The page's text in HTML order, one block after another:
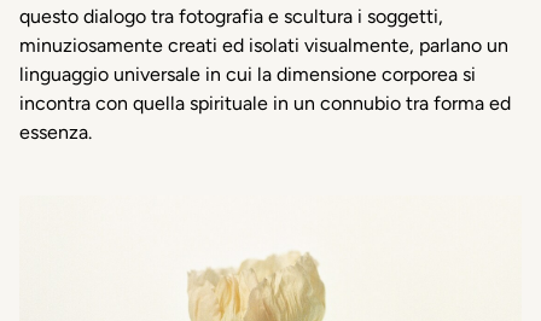
questo dialogo tra fotografia e scultura i soggetti,
minuziosamente creati ed isolati visualmente, parlano un
linguaggio universale in cui la dimensione corporea si
incontra con quella spirituale in un connubio tra forma ed
essenza.